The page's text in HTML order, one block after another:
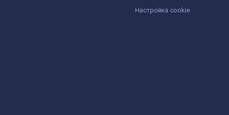
Настройка cookie